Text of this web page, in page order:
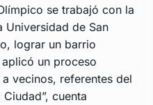
se trabajó con la
Universidad de San
lograr un barrio
un proceso
vecinos, referentes del
cuenta